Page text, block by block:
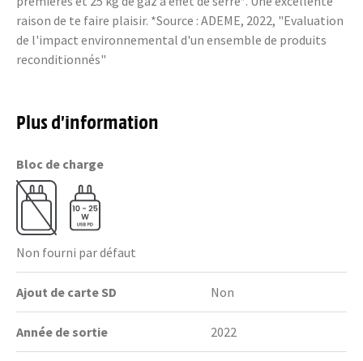
raison de te faire plaisir. *Source : ADEME, 2022, "Evaluation
de l'impact environnemental d'un ensemble de produits
reconditionnés"
Plus d’information
Bloc de charge
Non fourni par défaut
Ajout de carte SD Non
Année de sortie 2022